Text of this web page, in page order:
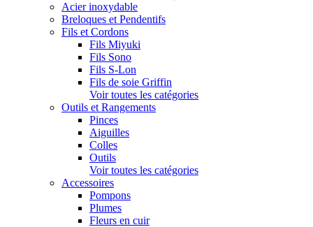
Acier inoxydable
Breloques et Pendentifs
Fils et Cordons
Fils Miyuki
Fils Sono
Fils S-Lon
Fils de soie Griffin
Voir toutes les catégories
Outils et Rangements
Pinces
Aiguilles
Colles
Outils
Voir toutes les catégories
Accessoires
Pompons
Plumes
Fleurs en cuir